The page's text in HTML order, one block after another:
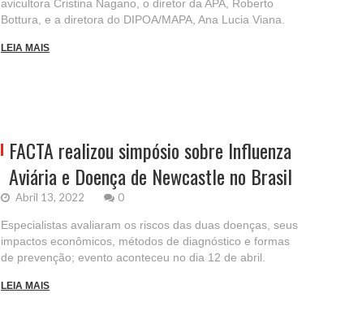
avicultora Cristina Nagano, o diretor da APA, Roberto
Bottura, e a diretora do DIPOA/MAPA, Ana Lucia Viana.
LEIA MAIS
FACTA realizou simpósio sobre Influenza
Aviária e Doença de Newcastle no Brasil
Abril 13, 2022 0
Especialistas avaliaram os riscos das duas doenças, seus
impactos econômicos, métodos de diagnóstico e formas
de prevenção; evento aconteceu no dia 12 de abril.
LEIA MAIS